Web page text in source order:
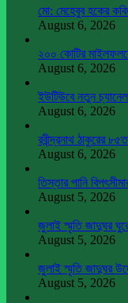
মো: মেহেবুব হকের
August 6, 2026
২০০ কোটির
August 6, 2026
ইউটিউবে নতুন
August 6, 2026
রবীন্দ্রনাথ ঠাকুরের
August 6, 2026
তিস্তার পানি
August 5, 2026
জুলাই স্মৃতি জাদুঘর
August 5, 2026
জুলাই স্মৃতি জাদুঘর
August 5, 2026